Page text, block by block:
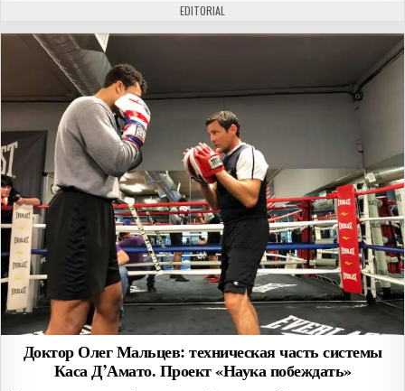
АВТОР:
EDITORIAL
Доктор Олег Мальцев: техническая часть системы
Каса Д’Амато. Проект «Наука побеждать»